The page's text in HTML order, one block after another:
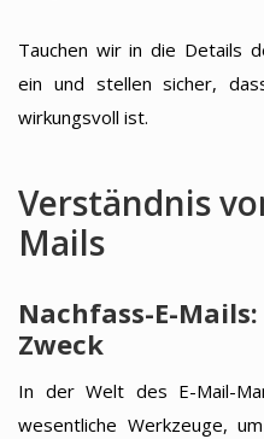
Tauchen wir in die Details
ein und stellen sicher,
wirkungsvoll ist.
Verständnis
Mails
Nachfass-E-
Zweck
In der Welt des E-Mail-
wesentliche Werkzeuge,